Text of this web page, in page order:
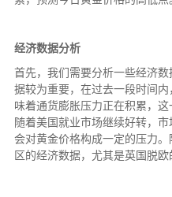
经济数据分析
首先，我们需要分析一些经济
据较为重要，在过去一段时间
味着通货膨胀压力正在积累，这
随着美国就业市场继续好转，
会对黄金价格构成一定的压力
区的经济数据，尤其是英国脱欧